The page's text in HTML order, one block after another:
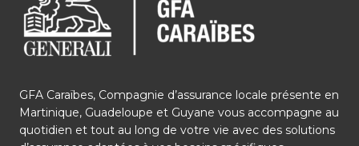
GFA Caraïbes, Compagnie d’assurance locale présente en
Martinique, Guadeloupe et Guyane vous accompagne au
quotidien et tout au long de votre vie avec des solutions